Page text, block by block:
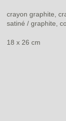
crayon graphite,
satiné / graphite,
18 x 26 cm